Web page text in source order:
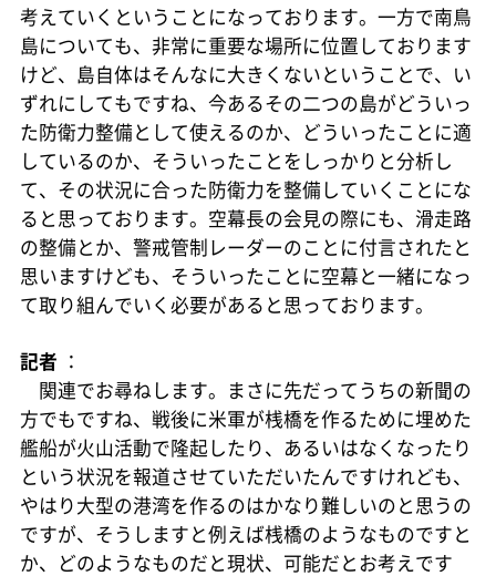
考えていくということになっております。一方で南鳥
島についても、非常に重要な場所に位置しております
けど、島自体はそんなに大きくないということで、い
ずれにしてもですね、今あるその二つの島がどういっ
た防衛力整備として使えるのか、どういったことに適
しているのか、そういったことをしっかりと分析し
て、その状況に合った防衛力を整備していくことにな
ると思っております。空幕長の会見の際にも、滑走路
の整備とか、警戒管制レーダーのことに付言されたと
思いますけども、そういったことに空幕と一緒になっ
て取り組んでいく必要があると思っております。
記者 ：
関連でお尋ねします。まさに先だってうちの新聞の
方でもですね、戦後に米軍が桟橋を作るために埋めた
艦船が火山活動で隆起したり、あるいはなくなったり
という状況を報道させていただいたんですけれども、
やはり大型の港湾を作るのはかなり難しいのと思うの
ですが、そうしますと例えば桟橋のようなものですと
か、どのようなものだと現状、可能だとお考えです